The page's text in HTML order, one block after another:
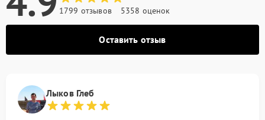
1799 отзывов 5358 оценок
Оставить отзыв
Лыков Глеб